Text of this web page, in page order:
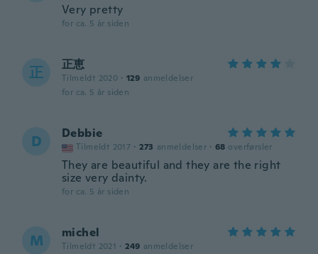
Very pretty
for ca. 5 år siden
正 正恵
Tilmeldt 2020 · 129 anmeldelser
for ca. 5 år siden
D Debbie
Tilmeldt 2017 · 273 anmeldelser · 68 overførsler
They are beautiful and they are the right
size very dainty.
for ca. 5 år siden
M michel
Tilmeldt 2021 · 249 anmeldelser